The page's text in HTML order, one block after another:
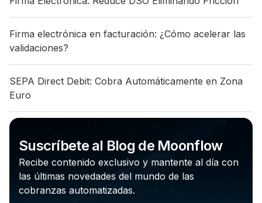
Firma electrónica en facturación: ¿Cómo acelerar las
validaciones?
SEPA Direct Debit: Cobra Automáticamente en Zona
Euro
Suscríbete al Blog de Moonflow
Recibe contenido exclusivo y mantente al día con
las últimas novedades del mundo de las
cobranzas automatizadas.